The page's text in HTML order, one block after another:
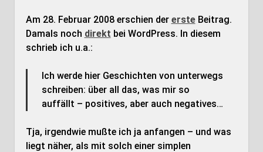
Am 28. Februar 2008 erschien der ersteBeitrag.
Damals noch direkt bei WordPress. In diesem
schrieb ich u.a.:
Ich werde hier Geschichten von unterwegs
schreiben: über all das, was mir so
auffällt – positives, aber auch negatives…
Tja, irgendwie mußte ich ja anfangen – und was
liegt näher, als mit solch einer simplen